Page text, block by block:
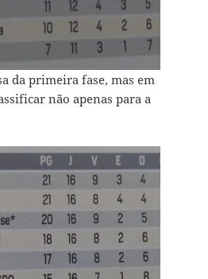
da primeira fase, mas em
não apenas para a